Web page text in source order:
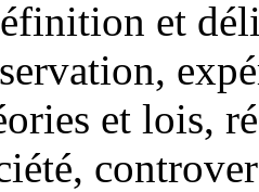
et
et lois,